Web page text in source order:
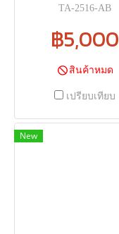
TA-2516-AB
฿5,000
สินค้าหมด
เปรียบเทียบ
New